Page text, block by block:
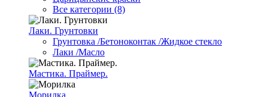
Все категории (8)
Лаки. Грунтовки
Грунтовка /Бетоноконтак /Жидкое стекло
Лаки /Масло
Мастика. Праймер.
Морилка